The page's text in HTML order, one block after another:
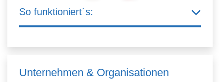
So funktioniert´s:
Unternehmen & Organisationen